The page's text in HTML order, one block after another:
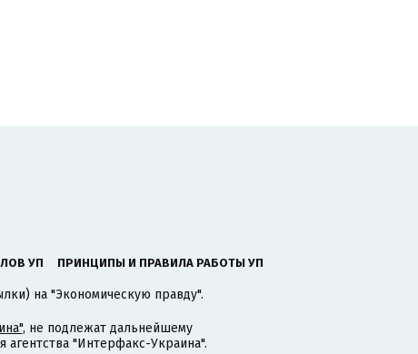
УП ПРИНЦИПЫ И ПРАВИЛА РАБОТЫ УП
на "Экономическую правду".
, не подлежат дальнейшему
"Интерфакс-Украина".